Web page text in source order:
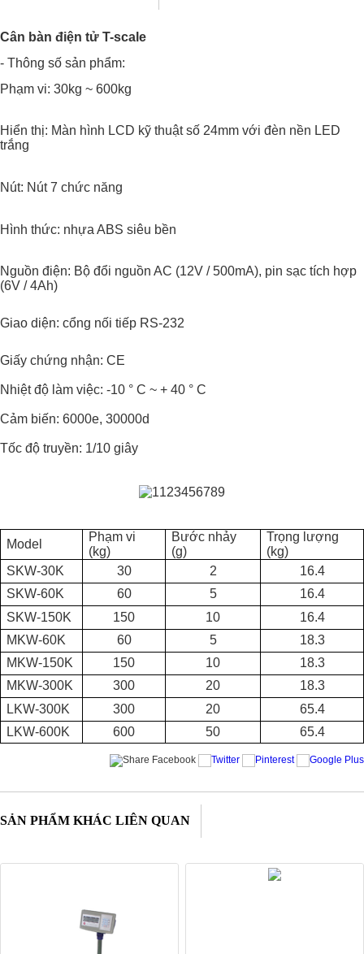
Cân bàn điện tử T-scale
- Thông số sản phẩm:
Phạm vi: 30kg ~ 600kg
Hiển thị: Màn hình LCD kỹ thuật số 24mm với đèn nền LED
trắng
Nút: Nút 7 chức năng
Hình thức: nhựa ABS siêu bền
Nguồn điện: Bộ đổi nguồn AC (12V / 500mA), pin sạc tích hợp
(6V / 4Ah)
Giao diện: cổng nối tiếp RS-232
Giấy chứng nhận: CE
Nhiệt độ làm việc: -10 ° C ~ + 40 ° C
Cảm biến: 6000e, 30000d
Tốc độ truyền: 1/10 giây
Model
Phạm vi
(kg)
Bước nhảy
(g)
Trọng lượng
(kg)
SKW-30K
30 2
16.4
SKW-60K
60 5
16.4
SKW-150K
150 10
16.4
MKW-60K
60 5
18.3
MKW-150K
150 10
18.3
MKW-300K
300 20
18.3
LKW-300K
300 20
65.4
LKW-600K
600 50 65.4
SẢN PHẨM KHÁC LIÊN QUAN